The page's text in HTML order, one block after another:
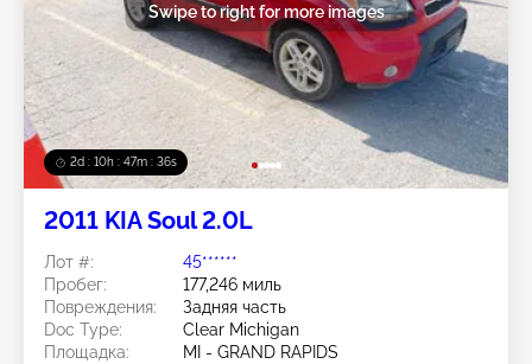
2d : 10h : 47m : 33s
Swipe to right for more images
2011 KIA Soul 2.0L
Лот #:
45******
Пробег:
177,246 миль
Повреждения:
Задняя часть
Doc Type:
Clear Michigan
Площадка:
MI - GRAND RAPIDS